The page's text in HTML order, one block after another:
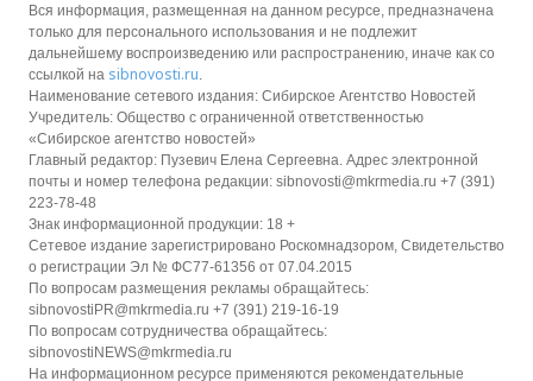
Вся информация, размещенная на данном ресурсе, предназначена
только для персонального использования и не подлежит
дальнейшему воспроизведению или распространению, иначе как со
ссылкой на sibnovosti.ru
Наименование сетевого издания: Сибирское Агентство Новостей
Учредитель: Общество с ограниченной ответственностью
«Сибирское агентство новостей»
Главный редактор: Пузевич Елена Сергеевна. Адрес электронной
почты и номер телефона редакции: sibnovosti@mkrmedia.ru +7 (391)
223-78-48
Знак информационной продукции: 18 +
Сетевое издание зарегистрировано Роскомнадзором, Свидетельство
о регистрации Эл № ФС77-61356 от 07.04.2015
По вопросам размещения рекламы обращайтесь:
sibnovostiPR@mkrmedia.ru +7 (391) 219-16-19
По вопросам сотрудничества обращайтесь:
sibnovostiNEWS@mkrmedia.ru
На информационном ресурсе применяются рекомендательные